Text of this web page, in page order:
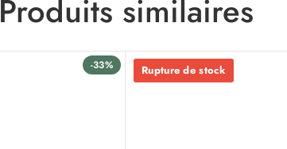
Produits similaires
-33% Rupture de stock